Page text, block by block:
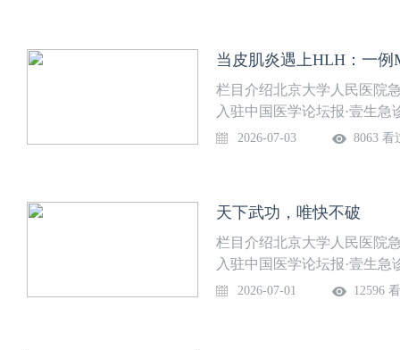
当皮肌炎遇上HLH：一
栏目介绍北京大学人民医院
入驻中国医学论坛报·壹生
部免费开放，供临床同道交
过。
2026-07-03 8063 看
天下武功，唯快不破
栏目介绍北京大学人民医院
入驻中国医学论坛报·壹生
部免费开放，供临床同道交
2026-07-01 12596